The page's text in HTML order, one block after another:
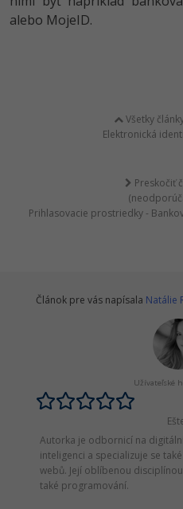
alebo MojeID.
Všetky
Elektronická
Preskočiť
Prihlasovacie prostriedky -
Článok pre vás napísala Natálie
Užívateľské
Autorka je odbornicí na
inteligenci a specializuje se
webů. Její oblíbenou
také programování.